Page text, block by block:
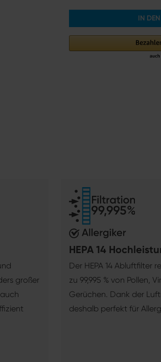
IN
großer
HEPA 14
Der HEPA 14 Abluftfilter
zu 99,995 % von Pollen,
Gerüchen. Dank der
deshalb perfekt für